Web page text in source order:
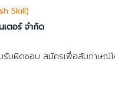
Skill)
ตอร์ จำกัด
รับผิดชอบ สมัครเพื่อสัมภาษณ์